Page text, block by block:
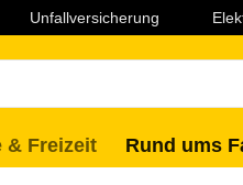
Unfallversicherung
& Freizeit Rund ums